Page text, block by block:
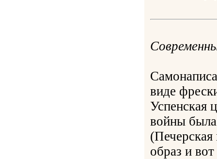
виде
Успенская
войны
(Печерская
образ и